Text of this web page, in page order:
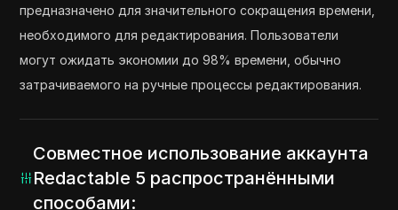
предназначено для значительного сокращения времени,
необходимого для редактирования. Пользователи
могут ожидать экономии до 98% времени, обычно
затрачиваемого на ручные процессы редактирования.
Совместное использование аккаунта
Redactable 5 распространёнными
способами: